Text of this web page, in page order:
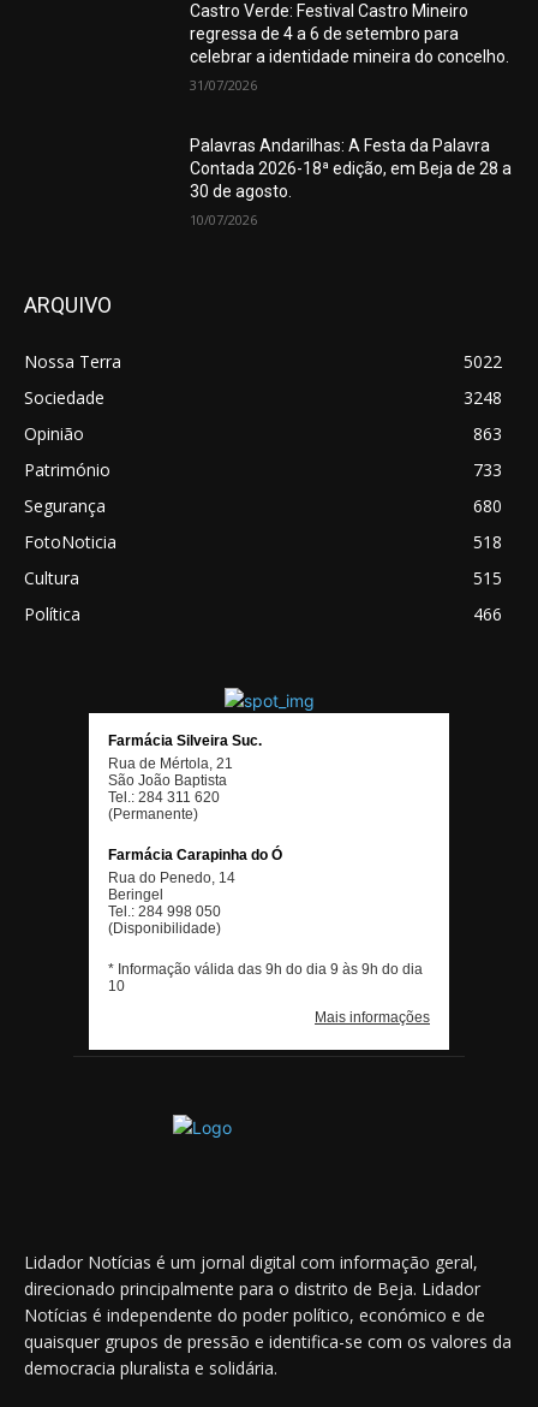
Castro Verde: Festival Castro Mineiro
regressa de 4 a 6 de setembro para
celebrar a identidade mineira do concelho.
31/07/2026
Palavras Andarilhas: A Festa da Palavra
Contada 2026-18ª edição, em Beja de 28 a
30 de agosto.
10/07/2026
ARQUIVO
Nossa Terra
5022
Sociedade
3248
Opinião
863
Património
733
Segurança
680
FotoNoticia
518
Cultura
515
Política
466
Lidador Notícias é um jornal digital com informação geral,
direcionado principalmente para o distrito de Beja. Lidador
Notícias é independente do poder político, económico e de
quaisquer grupos de pressão e identifica-se com os valores da
democracia pluralista e solidária.